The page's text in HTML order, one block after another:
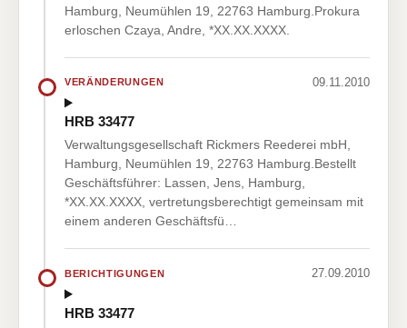
Hamburg, Neumühlen 19, 22763 Hamburg.Prokura
erloschen Czaya, Andre, *XX.XX.XXXX.
VERÄNDERUNGEN 09.11.2010
HRB 33477
Verwaltungsgesellschaft Rickmers Reederei mbH,
Hamburg, Neumühlen 19, 22763 Hamburg.Bestellt
Geschäftsführer: Lassen, Jens, Hamburg,
*XX.XX.XXXX, vertretungsberechtigt gemeinsam mit
einem anderen Geschäftsfü…
BERICHTIGUNGEN 27.09.2010
HRB 33477